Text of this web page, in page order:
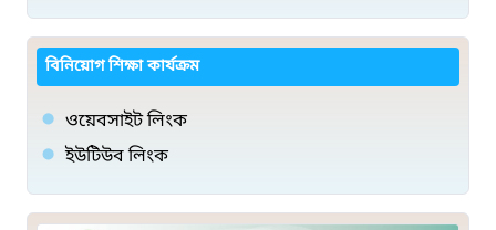
বিনিয়োগ শিক্ষা কার্যক্রম
ওয়েবসাইট লিংক
ইউটিউব লিংক